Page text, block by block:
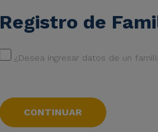
Registro de
¿Desea ingresar datos de un
CONTINUAR